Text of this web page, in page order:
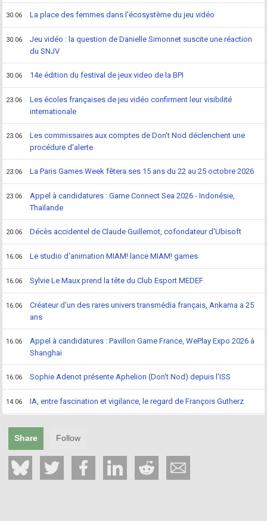
30.06 La place des femmes dans l'écosystème du jeu vidéo
30.06
Jeu vidéo : la question de Danielle Simonnet suscite une réaction
du SNJV
30.06 14e édition du festival de jeux video de la BPI
23.06
Les écoles françaises de jeu vidéo confirment leur visibilité
internationale
23.06
Les commissaires aux comptes de Don't Nod déclenchent une
procédure d'alerte
23.06 La Paris Games Week fêtera ses 15 ans du 22 au 25 octobre 2026
23.06
Appel à candidatures : Game Connect Sea 2026 - Indonésie,
Thaïlande
20.06 Décès accidentel de Claude Guillemot, cofondateur d'Ubisoft
16.06 Le studio d'animation MIAM! lance MIAM! games
16.06 Sylvie Le Maux prend la tête du Club Esport MEDEF
16.06
Créateur d'un des rares univers transmédia français, Ankama a 25
ans
16.06
Appel à candidatures : Pavillon Game France, WePlay Expo 2026 à
Shanghai
16.06 Sophie Adenot présente Aphelion (Don't Nod) depuis l'ISS
14.06 IA, entre fascination et vigilance, le regard de François Gutherz
Share Follow